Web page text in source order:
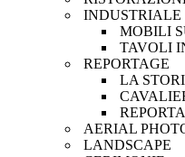
INDUSTRIALE
MOBILI
TAVOLI
REPORTAGE
LA
AERIAL
LANDSCAPE